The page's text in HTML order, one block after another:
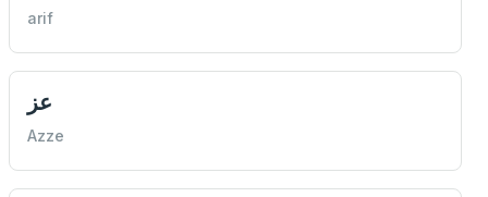
arif
عز
Azze